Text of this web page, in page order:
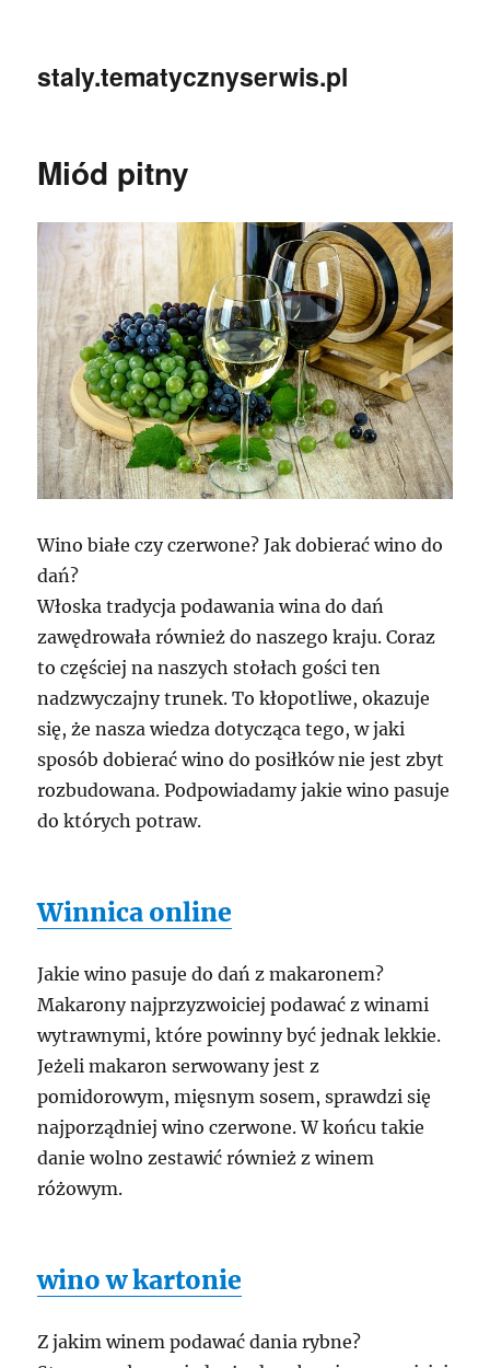
staly.tematycznyserwis.pl
Miód pitny
Wino białe czy czerwone? Jak dobierać wino do
dań?
Włoska tradycja podawania wina do dań
zawędrowała również do naszego kraju. Coraz
to częściej na naszych stołach gości ten
nadzwyczajny trunek. To kłopotliwe, okazuje
się, że nasza wiedza dotycząca tego, w jaki
sposób dobierać wino do posiłków nie jest zbyt
rozbudowana. Podpowiadamy jakie wino pasuje
do których potraw.
Winnica online
Jakie wino pasuje do dań z makaronem?
Makarony najprzyzwoiciej podawać z winami
wytrawnymi, które powinny być jednak lekkie.
Jeżeli makaron serwowany jest z
pomidorowym, mięsnym sosem, sprawdzi się
najporządniej wino czerwone. W końcu takie
danie wolno zestawić również z winem
różowym.
wino w kartonie
Z jakim winem podawać dania rybne?